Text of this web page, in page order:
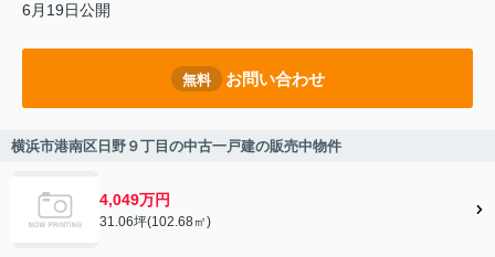
6月19日公開
無料 お問い合わせ
横浜市港南区日野９丁目の中古一戸建の販売中物件
4,049万円
31.06坪(102.68㎡)